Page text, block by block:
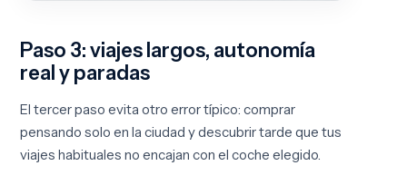
Paso 3: viajes largos, autonomía
real y paradas
El tercer paso evita otro error típico: comprar
pensando solo en la ciudad y descubrir tarde que tus
viajes habituales no encajan con el coche elegido.